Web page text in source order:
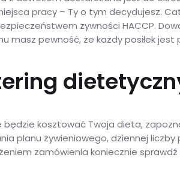
pracy – Ty o tym decydujesz.
żywności HACCP.
masz pewność, że każdy posiłek
będzie kosztować Twoja dieta,
planu żywieniowego, dziennej
zamówienia koniecznie